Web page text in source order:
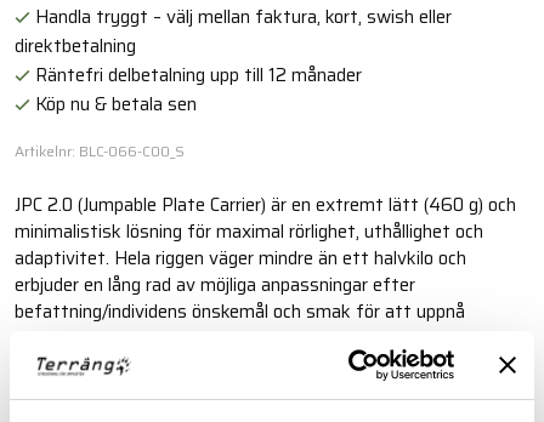
Handla tryggt – välj mellan faktura, kort, swish eller
direktbetalning
Räntefri delbetalning upp till 12 månader
Köp nu & betala sen
Artikelnr: BLC-066-C00_S
JPC 2.0 (Jumpable Plate Carrier) är en extremt lätt (460 g) och
minimalistisk lösning för maximal rörlighet, uthållighet och
adaptivitet. Hela riggen väger mindre än ett halvkilo och
erbjuder en lång rad av möjliga anpassningar efter
befattning/individens önskemål och smak för att uppnå
CUMMERBUND system tillsammans med Cryes patenterade